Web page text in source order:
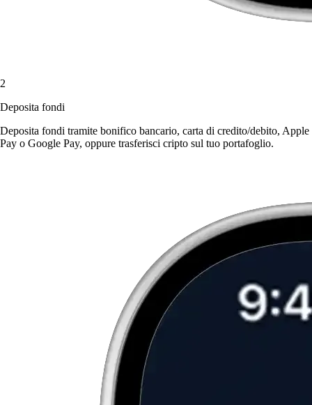
2
Deposita fondi
Deposita fondi tramite bonifico bancario, carta di credito/debito, Apple
Pay o Google Pay, oppure trasferisci cripto sul tuo portafoglio.